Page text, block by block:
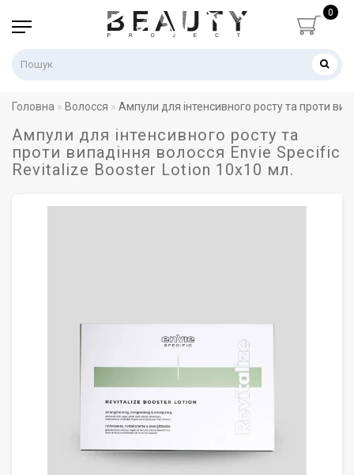
0
Головна Волосся Ампули для інтенсивного росту та проти
Ампули для інтенсивного росту та
проти випадіння волосся Envie Specific
Revitalize Booster Lotion 10x10 мл.